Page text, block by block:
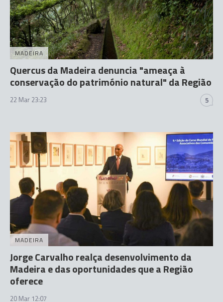
MADEIRA
Quercus da Madeira denuncia "ameaça à
conservação do património natural" da Região
22 Mar 23:23 5
MADEIRA
Jorge Carvalho realça desenvolvimento da
Madeira e das oportunidades que a Região
oferece
20 Mar 12:07